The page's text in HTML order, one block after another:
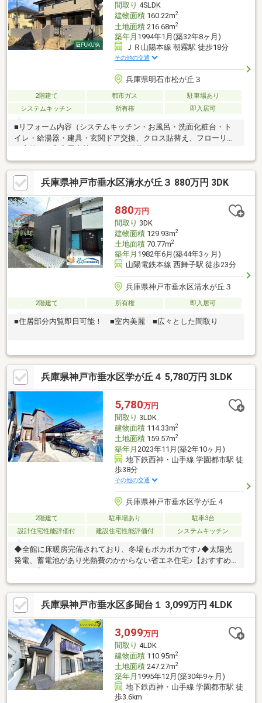
間取り 4SLDK
建物面積160.22m2
土地面積216.68m2
築年月 1994年1月(築32年8ヶ月)
ＪＲ山陽本線 朝霧駅 徒歩18分
その他の交通
兵庫県明石市松が丘３
2階建て 都市ガス
駐車場あり
システムキッチン
所有権 即入居可
■リフォーム内容（システムキッチン・お風呂・洗面化粧台・ト
イレ・給湯器・建具・玄関ドア交換、クロス貼替え、フローリン
外壁・屋根塗装）■周辺環境・松が丘小学校まで約７２０ｍ・朝
霧中学校まで約９８０ｍ・コムボックス明舞まで約３５０ｍ■明
石店紹介「ＪＲ明石駅」「山陽明石駅」から徒歩６分の立地。国
道２号線沿いアスピア明石の南東側に店舗を位置し、駐車場は店
舗南にございます。※資料請求は、左下のオレンジ色【資料請
求】よりお問い合わせください。直接のお問い合わせは、フリー
ダイヤル【0120-298-550】まで。
兵庫県神戸市垂水区清水が丘３ 880万円 3DK
880万円
間取り 3DK
建物面積129.93m2
土地面積70.77m2
築年月 1982年6月(築44年3ヶ月)
山陽電鉄本線 西舞子駅 徒歩23分
兵庫県神戸市垂水区清水が丘３
2階建て 所有権 即入居可
■住居部分内覧即日可能！ ■室内美麗 ■広々とした間取り
兵庫県神戸市垂水区学が丘４ 5,780万円 3LDK
5,780万円
間取り 3LDK
建物面積114.33m2
土地面積159.57m2
築年月 2023年11月(築2年10ヶ月)
地下鉄西神・山手線 学園都市駅 徒
歩38分
その他の交通
兵庫県神戸市垂水区学が丘４
2階建て 駐車場あり
駐車3台
設計住宅性能評価付
建設住宅性能評価付 システムキッチン
◆全館に床暖房完備されており、冬場もポカポカです♪◆太陽光
発電、蓄電池があり光熱費のかからない省エネ住宅♪【おすすめポ
イント】◇高気密・高断熱で一年中室内の温度が快適に保てます
♪◇全館空調＋さらぽか空調システム搭載！冬も夏も快適に換気
できますね♪◇駐車場3台可！（車種による）◇リビングにはふけ
抜け付き♪◇収納も豊富ですね♪『周辺環境』・ファミリーマー
ト 徒歩約7分・神戸市立多聞東小学校まで 徒歩約1分・コープ
まで 徒歩約7分
兵庫県神戸市垂水区多聞台１ 3,099万円 4LDK
3,099万円
間取り 4LDK
建物面積110.95m2
土地面積247.27m2
築年月 1995年12月(築30年9ヶ月)
地下鉄西神・山手線 学園都市駅 徒
歩3.6km